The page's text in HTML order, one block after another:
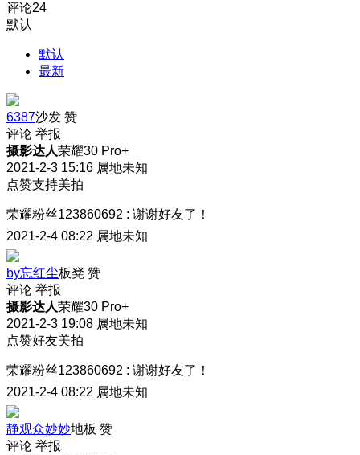
评论24
默认
默认
最新
6387沙发 赞
评论 举报
摄影达人荣耀30 Pro+
2021-2-3 15:16 属地未知
点赞支持美拍
荣耀粉丝123860692 : 谢谢好友了！
2021-2-4 08:22 属地未知
by忘红尘板凳 赞
评论 举报
摄影达人荣耀30 Pro+
2021-2-3 19:08 属地未知
点赞好友美拍
荣耀粉丝123860692 : 谢谢好友了！
2021-2-4 08:22 属地未知
静观众妙妙地板 赞
评论 举报